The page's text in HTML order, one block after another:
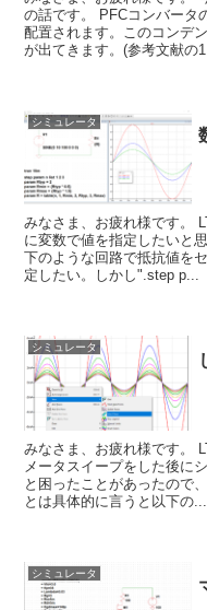
の話です。 PFCコンバータ
配置されます。このコンデ
が出てきます。(参考文献の
シミュレータ
みなさま、お疲れ様です。
に変数で値を指定したいと
下のような回路で抵抗値を
定したい。しかし".step p...
シミュレータ
みなさま、お疲れ様です。
メータスイープをした後に
と困ったことがあったので
とは具体的に言うと以下の...
シミュレータ